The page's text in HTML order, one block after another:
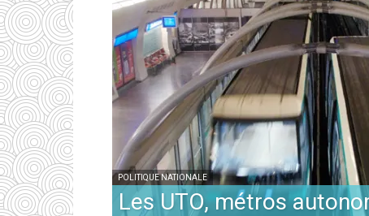
POLITIQUE NATIONALE
Les UTO, métros